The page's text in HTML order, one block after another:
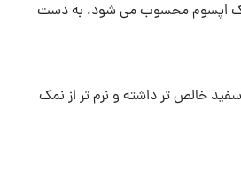
نمک اپسوم محسوب می شود، به دست
خالص تر داشته و نرم تر از نمک